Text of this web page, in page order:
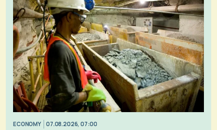
ECONOMY 07.08.2026, 07:00